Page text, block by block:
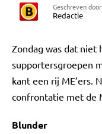
Geschreven door
Redactie
Zondag was dat niet
supportersgroepen
kant een rij ME’ers.
confrontatie met de
Blunder